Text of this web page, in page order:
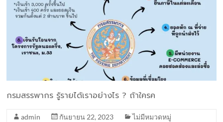
กรมสรรพากร รู้รายได้เราอย่างไร ? ถ้าใครค
admin กันยายน 22, 2023
ไม่มีหมวดหมู่